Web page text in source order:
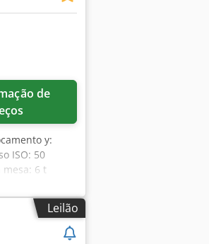
y:
ISO: 50
mesa: 6 t
requerida:
360°
acessórios
Leilão